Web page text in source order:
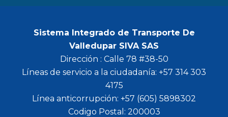
Sistema Integrado de Transporte De
Valledupar SIVA SAS
Dirección : Calle 78 #38-50
Líneas de servicio a la ciudadanía: +57 314 303
4175
Línea anticorrupción: +57 (605) 5898302
Codigo Postal: 200003